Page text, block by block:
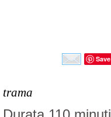
Save
trama